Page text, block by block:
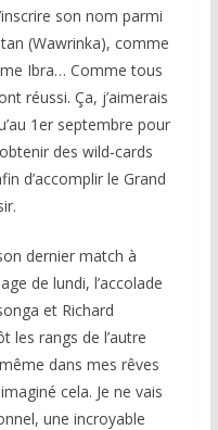
son nom parmi
(Wawrinka), comme
Ibra… Comme tous
réussi. Ça, j’aimerais
1er septembre pour
des wild-cards
d’accomplir le Grand
dernier match à
de lundi, l’accolade
et Richard
les rangs de l’autre
dans mes rêves
cela. Je ne vais
une incroyable